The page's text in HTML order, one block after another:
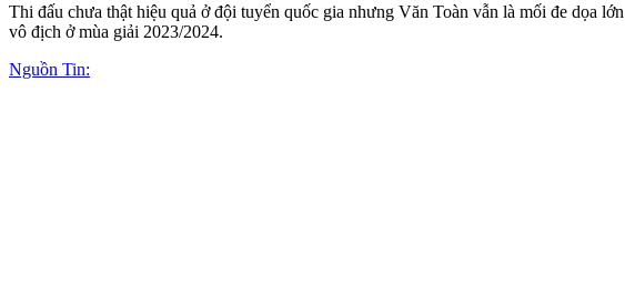
Thi đấu chưa thật hiệu quả ở đội tuyển quốc gia nhưng Văn Toàn vẫn là mối đe dọa
vô địch ở mùa giải 2023/2024.
Nguồn Tin: